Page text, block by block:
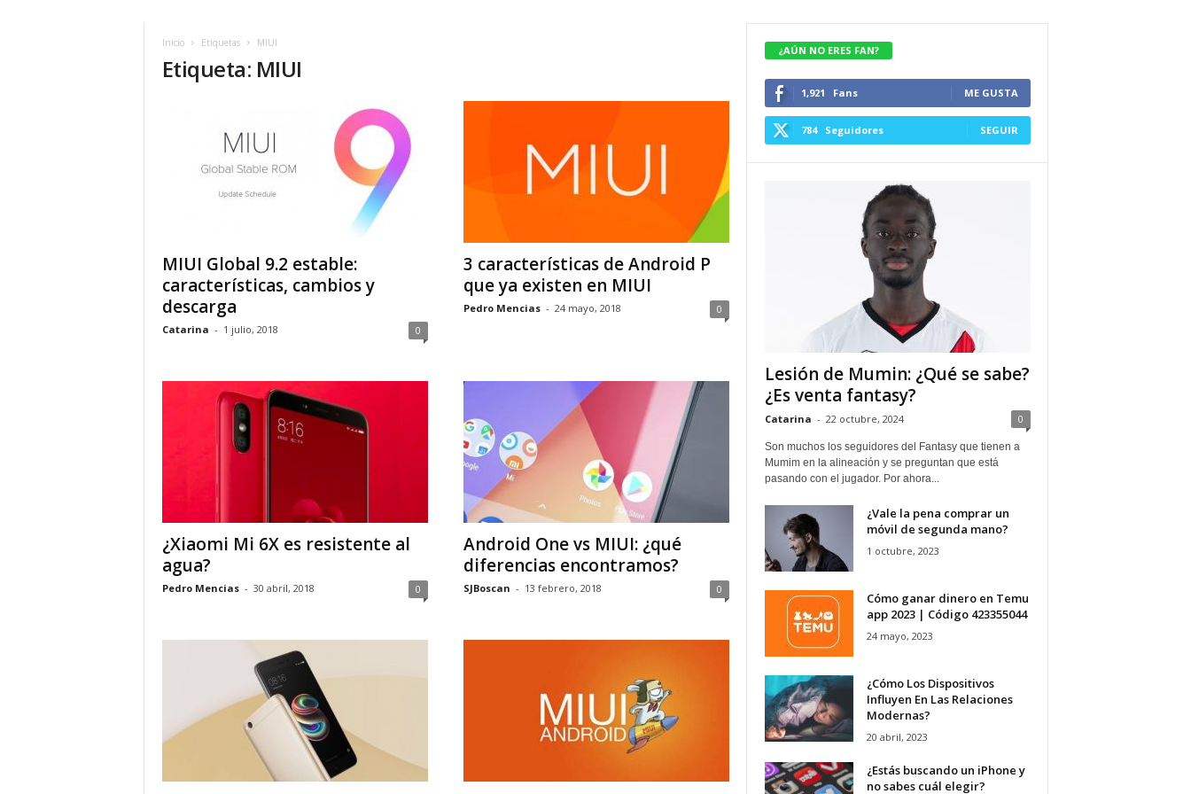
Inicio Etiquetas MIUI
Etiqueta: MIUI
MIUI Global 9.2 estable:
características, cambios y
descarga
Catarina - 1 julio, 2018 0
3 características de Android P
que ya existen en MIUI
Pedro Mencias - 24 mayo, 2018 0
¿Xiaomi Mi 6X es resistente al
agua?
Pedro Mencias - 30 abril, 2018 0
Android One vs MIUI: ¿qué
diferencias encontramos?
SJBoscan - 13 febrero, 2018 0
¿AÚN NO ERES FAN?
1,921 Fans ME GUSTA
784 Seguidores SEGUIR
Lesión de Mumin: ¿Qué se sabe?
¿Es venta fantasy?
Catarina - 22 octubre, 2024 0
Son muchos los seguidores del Fantasy que tienen a
Mumim en la alineación y se preguntan que está
pasando con el jugador. Por ahora...
¿Vale la pena comprar un
móvil de segunda mano?
1 octubre, 2023
Cómo ganar dinero en Temu
app 2023 | Código 423355044
24 mayo, 2023
¿Cómo Los Dispositivos
Influyen En Las Relaciones
Modernas?
20 abril, 2023
¿Estás buscando un iPhone y
no sabes cuál elegir?